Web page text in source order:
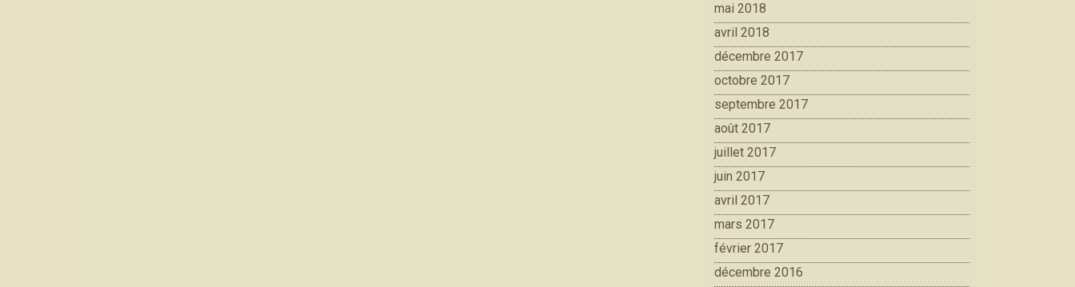
mai 2018
avril 2018
décembre 2017
octobre 2017
septembre 2017
août 2017
juillet 2017
juin 2017
avril 2017
mars 2017
février 2017
décembre 2016